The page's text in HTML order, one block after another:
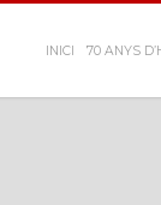
INICI 70 ANYS